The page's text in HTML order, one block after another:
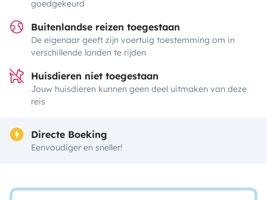
goedgekeurd
Buitenlandse reizen toegestaan
De eigenaar geeft zijn voertuig toestemming om in
verschillende landen te rijden
Huisdieren niet toegestaan
Jouw huisdieren kunnen geen deel uitmaken van deze
reis
Directe Boeking
Eenvoudiger en sneller!